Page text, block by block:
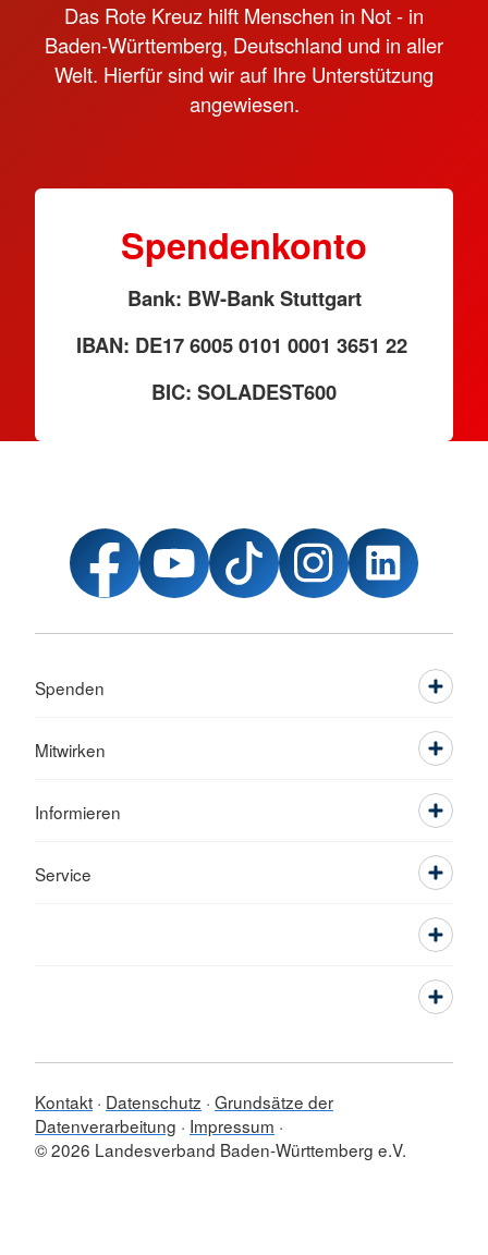
Das Rote Kreuz hilft Menschen in Not - in
Baden-Württemberg, Deutschland und in aller
Welt. Hierfür sind wir auf Ihre Unterstützung
angewiesen.
Spendenkonto
Bank: BW-Bank Stuttgart
IBAN: DE17 6005 0101 0001 3651 22
BIC: SOLADEST600
Spenden
Mitwirken
Informieren
Service
Kontakt Datenschutz Grundsätze der
Datenverarbeitung
Impressum
© 2026 Landesverband Baden-Württemberg e.V.